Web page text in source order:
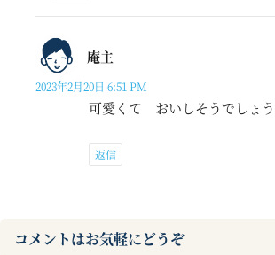
庵主
2023年2月20日 6:51 PM
可愛くて おいしそうでしょう
返信
コメントはお気軽にどうぞ